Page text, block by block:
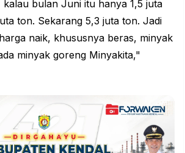
bulan Juni itu hanya 1,5 juta
ton. Sekarang 5,3 juta ton. Jadi
naik, khususnya beras, minyak
minyak goreng Minyakita,"